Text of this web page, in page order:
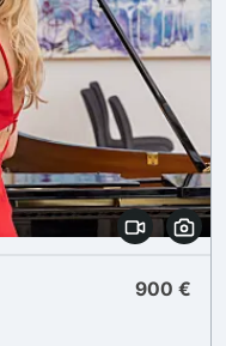
900 €